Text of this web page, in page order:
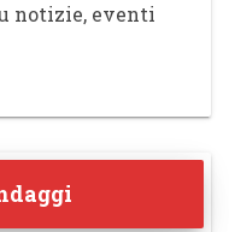
notizie, eventi